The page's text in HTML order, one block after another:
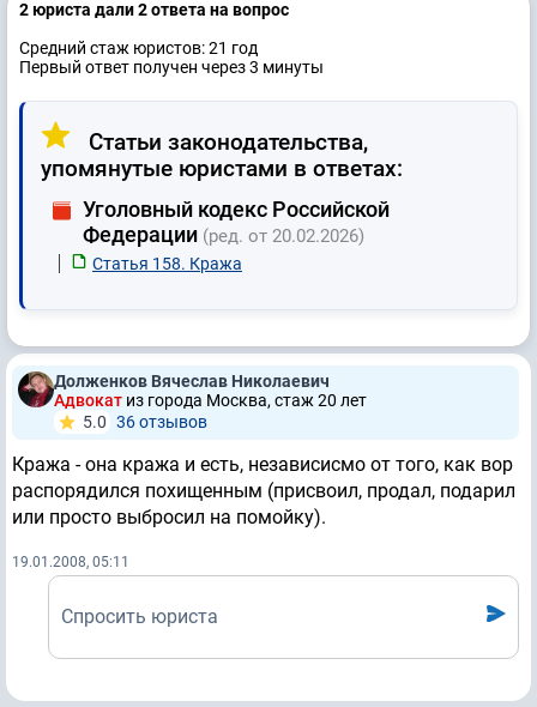
2 юристa дали 2 ответa на вопрос
Средний стаж юристов: 21 год
Первый ответ получен через 3 минуты
Статьи законодательства,
упомянутые юристами в ответах:
Уголовный кодекс Российской
Федерации (ред. от 20.02.2026)
Статья 158. Кража
Долженков Вячеслав Николаевич
Адвокат из города Москва, стаж 20 лет
5.0 36 отзывов
Кража - она кража и есть, независисмо от того, как вор
распорядился похищенным (присвоил, продал, подарил
или просто выбросил на помойку).
19.01.2008, 05:11
Спросить юриста